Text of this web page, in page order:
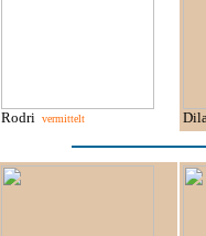
Rodri vermittelt